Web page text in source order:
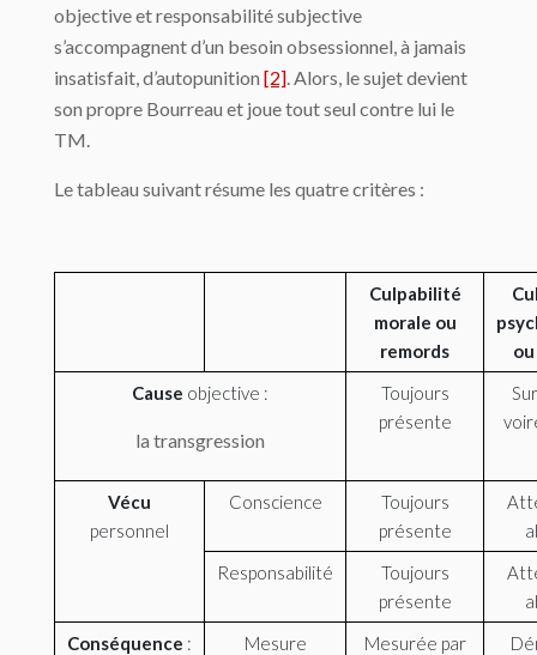
objective et responsabilité subjective
s’accompagnent d’un besoin obsessionnel, à jamais
insatisfait, d’autopunition [2]. Alors, le sujet devient
son propre Bourreau et joue tout seul contre lui le
TM.
Le tableau suivant résume les quatre critères :
Culpabilité
morale ou
remords
Cause objective :
la transgression
Toujours
présente
Vécu
personnel
Conscience
Toujours
présente
Responsabilité
Toujours
présente
Conséquence : Mesure
Mesurée par